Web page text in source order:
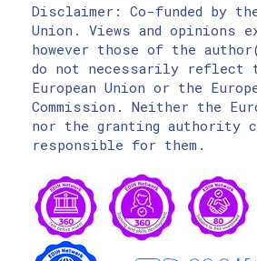
Disclaimer: Co-funded by
Union. Views and opinions
however those of the
do not necessarily reflect
European Union or the
Commission. Neither the
nor the granting authority
responsible for them.